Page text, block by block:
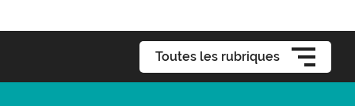
Toutes les rubriques